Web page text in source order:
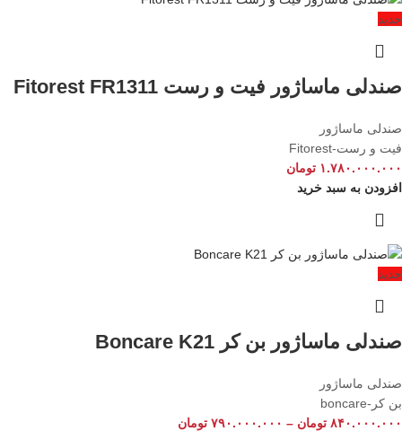
جدید
صندلی ماساژور فیت و رست Fitorest FR1311
صندلی ماساژور
فیت و رست-Fitorest
۱.۷۸۰.۰۰۰.۰۰۰ تومان
افزودن به سبد خرید
جدید
صندلی ماساژور بن کر Boncare K21
صندلی ماساژور
بن کر-boncare
۸۴۰.۰۰۰.۰۰۰ تومان – ۷۹۰.۰۰۰.۰۰۰ تومان